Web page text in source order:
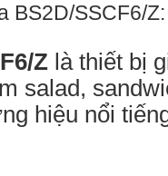
BS2D/SSCF6/Z:
Z là thiết bị
salad,
hiệu nổi